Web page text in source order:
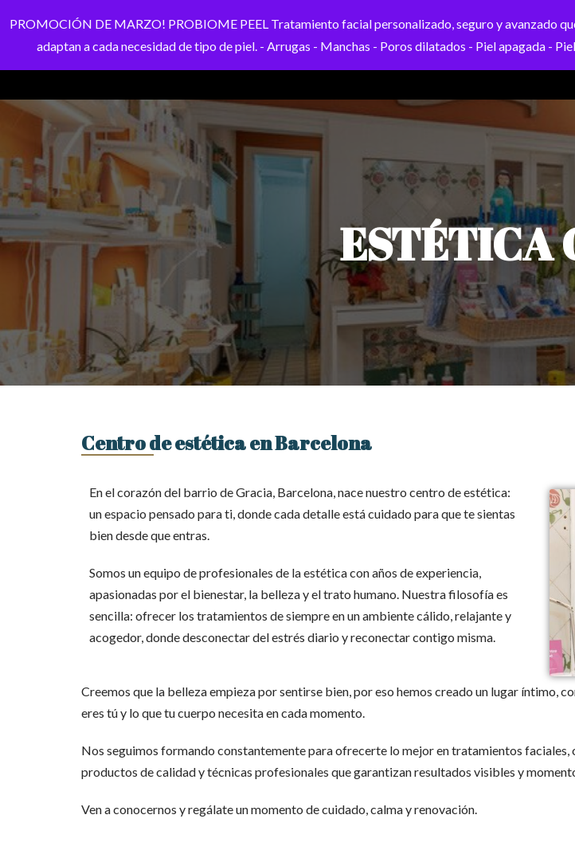
INICIO ESTÉTICA GRACIA
ESTÉTICA
Centro de estética en Barcelona
En el corazón del barrio de Gracia, Barcelona, nace nuestro centro de estética:
un espacio pensado para ti, donde cada detalle está cuidado para que te sientas
bien desde que entras.
Somos un equipo de profesionales de la estética con años de experiencia,
apasionadas por el bienestar, la belleza y el trato humano. Nuestra filosofía es
sencilla: ofrecer los tratamientos de siempre en un ambiente cálido, relajante y
acogedor, donde desconectar del estrés diario y reconectar contigo misma.
Creemos que la belleza empieza por sentirse bien, por eso hemos creado un lugar íntimo,
eres tú y lo que tu cuerpo necesita en cada momento.
Nos seguimos formando constantemente para ofrecerte lo mejor en tratamientos
productos de calidad y técnicas profesionales que garantizan resultados visibles y
Ven a conocernos y regálate un momento de cuidado, calma y renovación.
PROMOCIÓN DE MARZO! PROBIOME PEEL Tratamiento facial personalizado, seguro y avanzado
adaptan a cada necesidad de tipo de piel. - Arrugas - Manchas - Poros dilatados - Piel apagada -